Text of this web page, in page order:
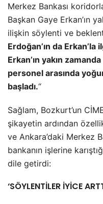
Merkez Bankası
Başkan Gaye Erkan’ın
ilişkin söylenti ve
Erdoğan’ın da Erkan’la
Erkan’ın yakın
personel arasında
başladı.“
Sağlam, Bozkurt’un
şikayetin ardından
ve Ankara’daki Merkez
bankanın işlerine
dile getirdi:
‘SÖYLENTİLER İYİCE